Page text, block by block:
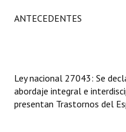
Reglamento Interno
Digesto
ANTECEDENTES
Ley nacional 27043: Se
abordaje integral e
presentan Trastornos del